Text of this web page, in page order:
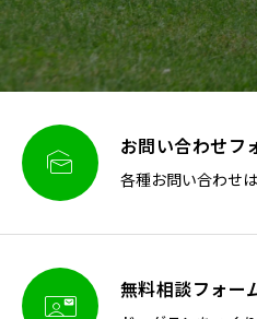
 お問い合わせフ
各種お問い合わせ
 無料相談フォー